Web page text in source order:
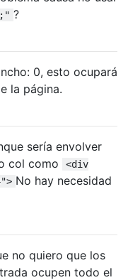
?
0, esto ocupará
la página.
sería envolver
col como
<div
No hay necesidad
no quiero que los
ocupen todo el